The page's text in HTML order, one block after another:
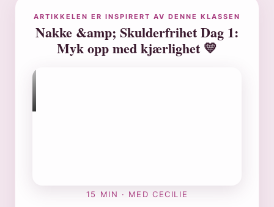
ARTIKKELEN ER INSPIRERT AV DENNE KLASSEN
Nakke &amp; Skulderfrihet Dag 1:
Myk opp med kjærlighet 💛
15 MIN · MED CECILIE